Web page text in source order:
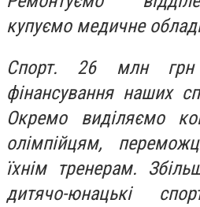
купуємо медичне
Спорт. 26 млн грн
фінансування наших
Окремо виділяємо
олімпійцям,
їхнім тренерам.
дитячо-юнацькі